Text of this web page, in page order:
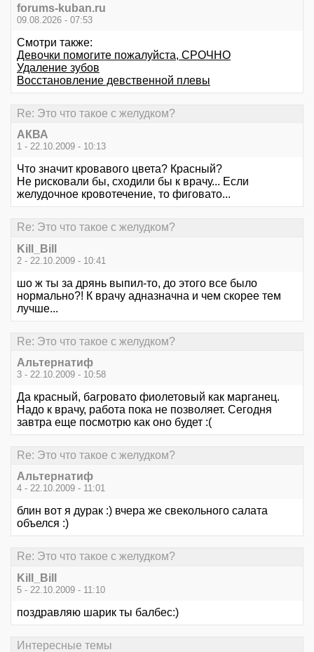
forums-kuban.ru
09.08.2026 - 07:53
Смотри также:
Девочки помогите пожалуйста, СРОЧНО
Удаление зубов
Восстановление девственной плевы
Re: Это что такое с желудком?
АКВА
1 - 22.10.2009 - 10:13
Что значит кровавого цвета? Красный?
Не рисковали бы, сходили бы к врачу... Если
желудочное кровотечение, то фиговато...
Re: Это что такое с желудком?
Kill_Bill
2 - 22.10.2009 - 10:41
шо ж ты за дрянь выпил-то, до этого все было
нормально?! К врачу адназначна и чем скорее тем
лучше...
Re: Это что такое с желудком?
Альтернатиф
3 - 22.10.2009 - 10:58
Да красный, багровато фиолетовый как марганец.
Надо к врачу, работа пока не позволяет. Сегодня
завтра еще посмотрю как оно будет :(
Re: Это что такое с желудком?
Альтернатиф
4 - 22.10.2009 - 11:01
блин вот я дурак :) вчера же свекольного салата
объелся :)
Re: Это что такое с желудком?
Kill_Bill
5 - 22.10.2009 - 11:10
поздравляю шарик ты балбес:)
Интересные темы